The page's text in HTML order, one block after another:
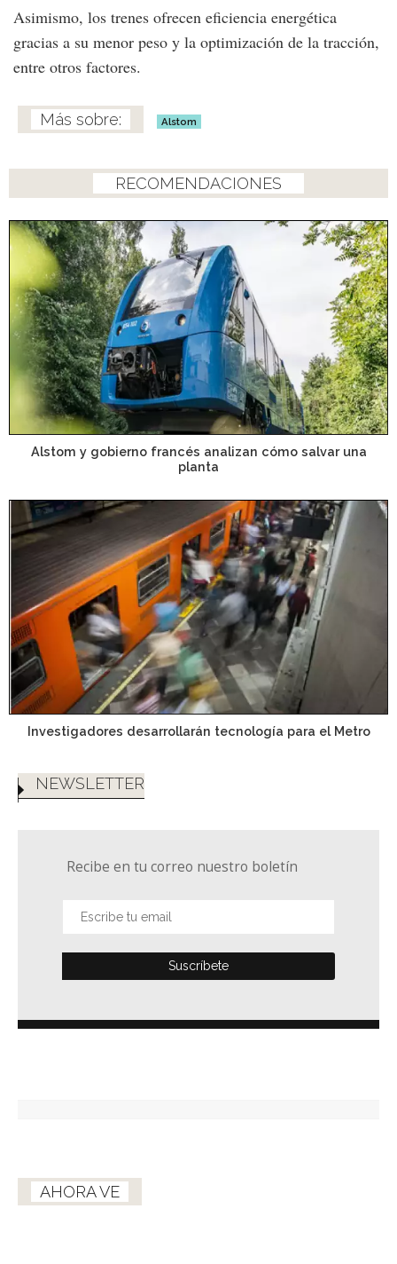
Asimismo, los trenes ofrecen eficiencia energética
gracias a su menor peso y la optimización de la tracción,
entre otros factores.
Alstom
RECOMENDACIONES
Alstom y gobierno francés analizan cómo salvar una
planta
Investigadores desarrollarán tecnología para el Metro
NEWSLETTER
Recibe en tu correo nuestro boletín
AHORA VE